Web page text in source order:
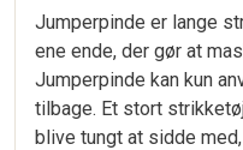
Jumperpinde er lange
ene ende, der gør at
Jumperpinde kan kun
tilbage. Et stort
blive tungt at sidde